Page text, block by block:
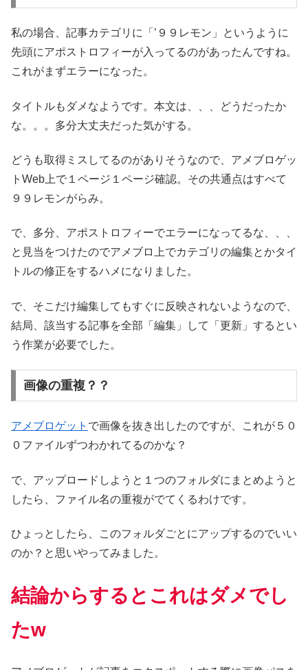
私の場合、記事カテゴリに「’９９レモン」というように
先頭にアポストロフィーが入ってるのがあったんですね。
これがまずエラーになった。
タイトルもダメなようです。本文は、、、どうだったか
な。。。多分大丈夫だった気がする。
どうも取得ミスしてるのがありそうなので、アメブロゲッ
トWeb上で１ページ１ページ確認。その共通点はすべて
９９レモンがらみ。
で、多分、アポストロフィーでエラーになってるな、、、
と見当をつけたのでアメブロ上でカテゴリの編集とかタイ
トルの修正をするハメになりました。
で、そこだけ編集してもすぐに反映されないようなので、
結局、該当する記事を全部「編集」して「更新」するとい
う作業が必要でした。
画像の重複？？
アメブロゲット で画像を抜き出したのですが、これが５０
０ファイルずつわかれてるのかな？
で、アップロードしようと１つのフォルダにまとめようと
したら、ファイル名の重複がでてくるわけです。
ひょっとしたら、このフォルダごとにアップするのでいい
のか？と思いやってみました。
結論からするとこれはダメでし
たw